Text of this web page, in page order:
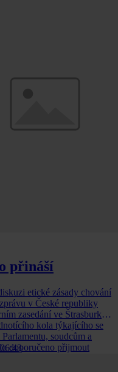
přináší
etické zásady chování
v České republiky
zasedání ve Štrasburku
kola týkajícího se
soudcům a
doporučeno přijmout